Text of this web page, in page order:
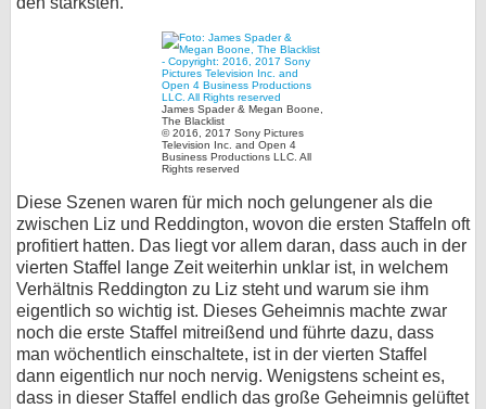
James Spader & Megan Boone,
The Blacklist
© 2016, 2017 Sony Pictures
Television Inc. and Open 4
Business Productions LLC. All
Rights reserved
Diese Szenen waren für mich noch gelungener als die
zwischen Liz und Reddington, wovon die ersten Staffeln oft
profitiert hatten. Das liegt vor allem daran, dass auch in der
vierten Staffel lange Zeit weiterhin unklar ist, in welchem
Verhältnis Reddington zu Liz steht und warum sie ihm
eigentlich so wichtig ist. Dieses Geheimnis machte zwar
noch die erste Staffel mitreißend und führte dazu, dass
man wöchentlich einschaltete, ist in der vierten Staffel
dann eigentlich nur noch nervig. Wenigstens scheint es,
dass in dieser Staffel endlich das große Geheimnis gelüftet